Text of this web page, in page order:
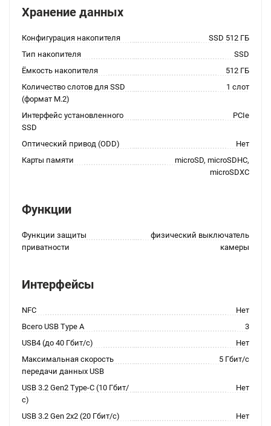
Хранение данных
Конфигурация накопителя
SSD 512 ГБ
Тип накопителя
SSD
Ёмкость накопителя
512 ГБ
Количество слотов для SSD
(формат M.2)
1 слот
Интерфейс установленного
SSD
PCIe
Оптический привод (ODD)
Нет
Карты памяти
microSD, microSDHC,
microSDXC
Функции
Функции защиты
приватности
физический выключатель
камеры
Интерфейсы
NFC
Нет
Всего USB Type A
3
USB4 (до 40 Гбит/с)
Нет
Максимальная скорость
передачи данных USB
5 Гбит/с
USB 3.2 Gen2 Type-C (10 Гбит/
с)
Нет
USB 3.2 Gen 2x2 (20 Гбит/с)
Нет